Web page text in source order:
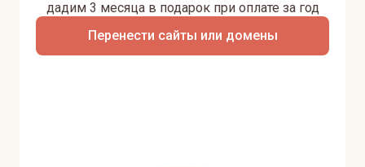
Перенести сайты или домены
дадим 3 месяца в подарок при оплате за год